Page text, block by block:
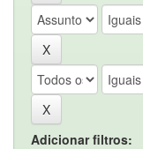
Adicionar filtros: